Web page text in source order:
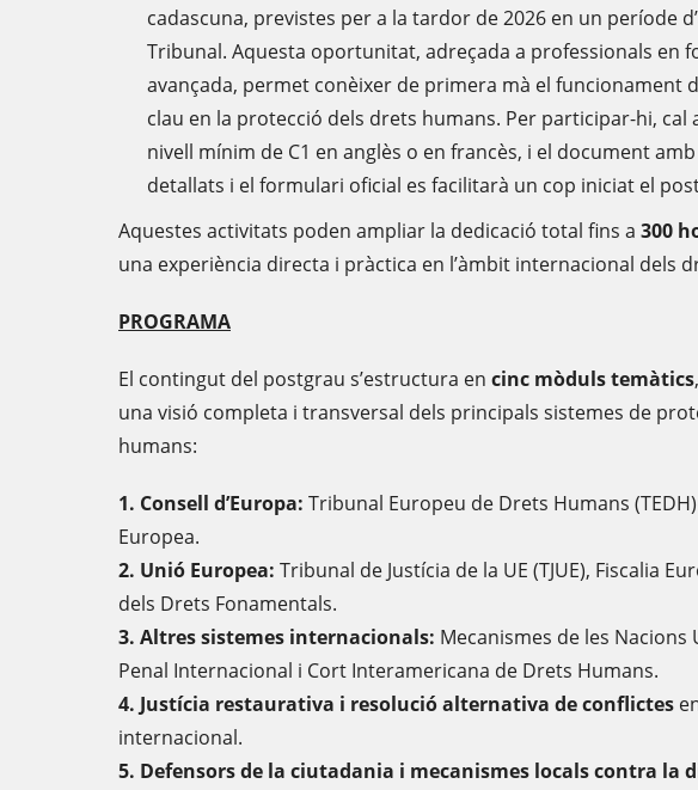
cadascuna, previstes per a la tardor de 2026 en un període
Tribunal. Aquesta oportunitat, adreçada a professionals en
avançada, permet conèixer de primera mà el funcionament
clau en la protecció dels drets humans. Per participar-hi, cal
nivell mínim de C1 en anglès o en francès, i el document
detallats i el formulari oficial es facilitarà un cop iniciat el
Aquestes activitats poden ampliar la dedicació total fins a 300
una experiència directa i pràctica en l’àmbit internacional dels
PROGRAMA
El contingut del postgrau s’estructura en cinc mòduls temàtics
una visió completa i transversal dels principals sistemes de
humans:
1. Consell d’Europa: Tribunal Europeu de Drets Humans
Europea.
2. Unió Europea: Tribunal de Justícia de la UE (TJUE), Fiscalia
dels Drets Fonamentals.
3. Altres sistemes internacionals: Mecanismes de les Nacions
Penal Internacional i Cort Interamericana de Drets Humans.
4. Justícia restaurativa i resolució alternativa de conflictes
internacional.
5. Defensors de la ciutadania i mecanismes locals contra la